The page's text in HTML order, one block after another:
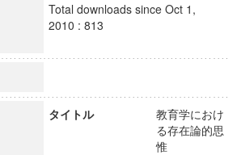
Total downloads since Oct 1,
2010 : 813
タイトル
教育学におけ
る存在論的思
惟